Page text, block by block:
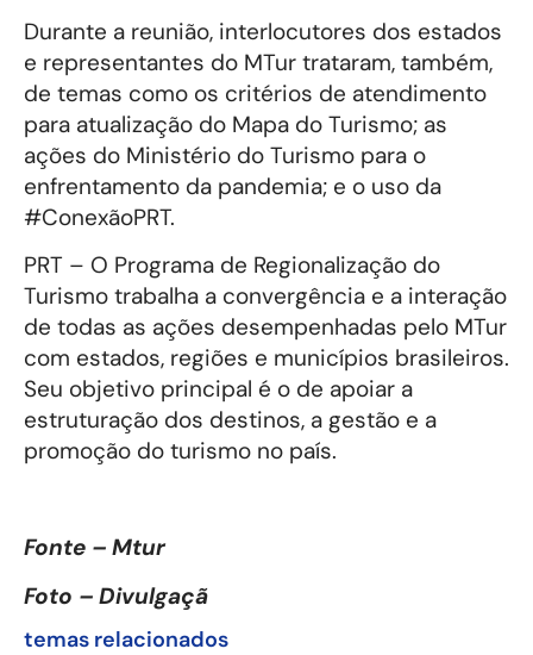
Durante a reunião, interlocutores dos estados
e representantes do MTur trataram, também,
de temas como os critérios de atendimento
para atualização do Mapa do Turismo; as
ações do Ministério do Turismo para o
enfrentamento da pandemia; e o uso da
#ConexãoPRT.
PRT – O Programa de Regionalização do
Turismo trabalha a convergência e a interação
de todas as ações desempenhadas pelo MTur
com estados, regiões e municípios brasileiros.
Seu objetivo principal é o de apoiar a
estruturação dos destinos, a gestão e a
promoção do turismo no país.
Fonte – Mtur
Foto – Divulgaçã
temas relacionados